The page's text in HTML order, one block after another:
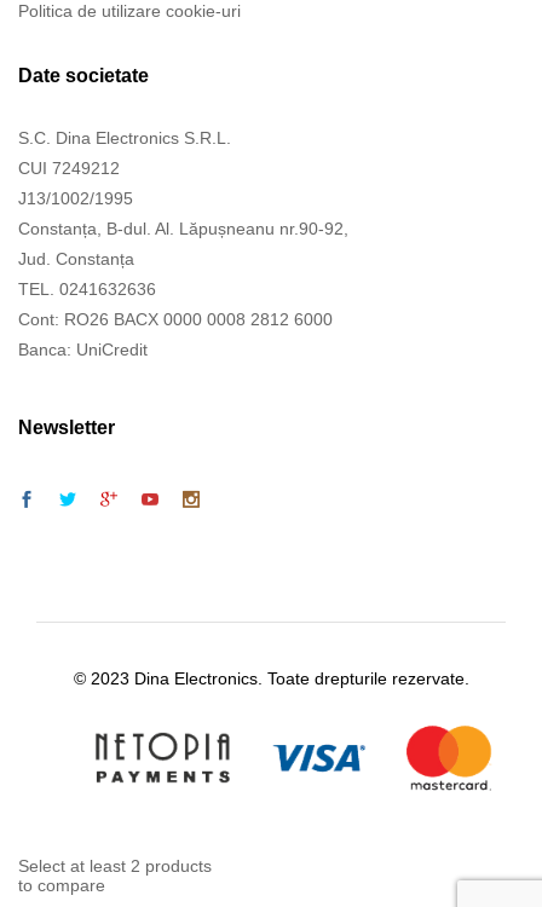
Politica de utilizare cookie-uri
Date societate
S.C. Dina Electronics S.R.L.
CUI 7249212
J13/1002/1995
Constanța, B-dul. Al. Lăpușneanu nr.90-92,
Jud. Constanța
TEL. 0241632636
Cont: RO26 BACX 0000 0008 2812 6000
Banca: UniCredit
Newsletter
© 2023 Dina Electronics. Toate drepturile rezervate.
Select at least 2 products
to compare